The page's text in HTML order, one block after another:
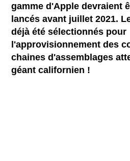
gamme d'Apple devraient
lancés avant juillet 2021.
déjà étésélectionnés pour
l'approvisionnement des
chaines d'assemblages
géant californien !